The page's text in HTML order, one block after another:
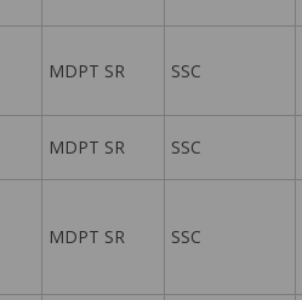
MDPT SR SSC
MDPT SR SSC
MDPT SR SSC